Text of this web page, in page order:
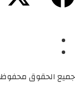
جميع الحقوق محفوظة ©